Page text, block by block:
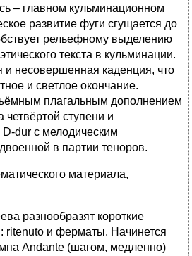
– главном кульминационном
развитие фуги сгущается до
рельефному выделению
текста в кульминации.
и несовершенная каденция, что
и светлое окончание.
плагальным дополнением
ступени и
dur с мелодическим
в партии теноров.
материала,
разнообразят короткие
ritenuto и ферматы. Начинется
Andante (шагом, медленно)